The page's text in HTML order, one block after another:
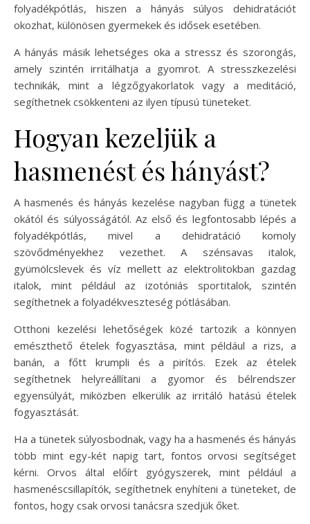
folyadékpótlás, hiszen a hányás súlyos dehidratációt
okozhat, különösen gyermekek és idősek esetében.
A hányás másik lehetséges oka a stressz és szorongás,
amely szintén irritálhatja a gyomrot. A stresszkezelési
technikák, mint a légzőgyakorlatok vagy a meditáció,
segíthetnek csökkenteni az ilyen típusú tüneteket.
Hogyan kezeljük a
hasmenést és hányást?
A hasmenés és hányás kezelése nagyban függ a tünetek
okától és súlyosságától. Az első és legfontosabb lépés a
folyadékpótlás, mivel a dehidratáció komoly
szövődményekhez vezethet. A szénsavas italok,
gyümölcslevek és víz mellett az elektrolitokban gazdag
italok, mint például az izotóniás sportitalok, szintén
segíthetnek a folyadékveszteség pótlásában.
Otthoni kezelési lehetőségek közé tartozik a könnyen
emészthető ételek fogyasztása, mint például a rizs, a
banán, a főtt krumpli és a pirítós. Ezek az ételek
segíthetnek helyreállítani a gyomor és bélrendszer
egyensúlyát, miközben elkerülik az irritáló hatású ételek
fogyasztását.
Ha a tünetek súlyosbodnak, vagy ha a hasmenés és hányás
több mint egy-két napig tart, fontos orvosi segítséget
kérni. Orvos által előírt gyógyszerek, mint például a
hasmenéscsillapítók, segíthetnek enyhíteni a tüneteket, de
fontos, hogy csak orvosi tanácsra szedjük őket.